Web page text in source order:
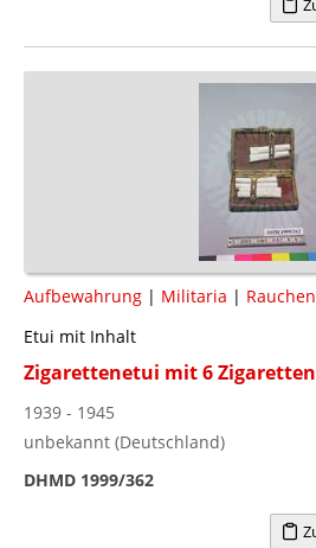
Aufbewahrung | Militaria | Rauchen
Etui mit Inhalt
Zigarettenetui mit 6 Zigaretten
1939 - 1945
unbekannt (Deutschland)
DHMD 1999/362